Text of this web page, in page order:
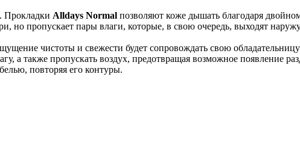
Прокладки Alldays Normal позволяют коже дышать благодаря
но пропускает пары влаги, которые, в свою очередь, выходят
чистоты и свежести будет сопровождать свою
а также пропускать воздух, предотвращая возможное появление
повторяя его контуры.